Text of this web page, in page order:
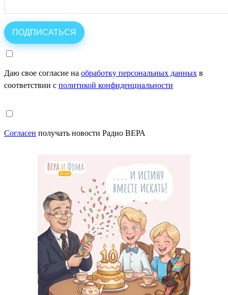
Даю свое согласие на обработку персональных данных в
соответствии с политикой конфиденциальности
Согласен получать новости Радио ВЕРА